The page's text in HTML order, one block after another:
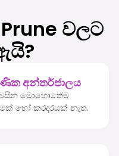
වලට
අන්තර්ජාලය
මොහොතේම
හෝ කරදරයක් නැත.